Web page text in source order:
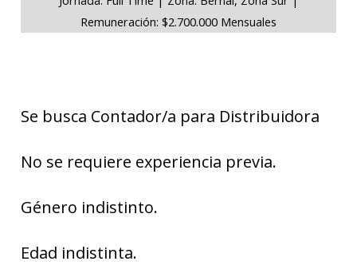
Remuneración: $2.700.000 Mensuales
Se busca Contador/a para Distribuidora
No se requiere experiencia previa.
Género indistinto.
Edad indistinta.